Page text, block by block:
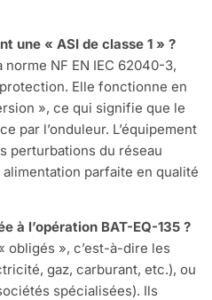
une « ASI de classe 1 » ?
norme NF EN IEC 62040-3,
Elle fonctionne en
», ce qui signifie que le
par l’onduleur. L’équipement
perturbations du réseau
parfaite en qualité
à l’opération BAT-EQ-135 ?
obligés », c’est-à-dire les
gaz, carburant, etc.), ou
spécialisées). Ils